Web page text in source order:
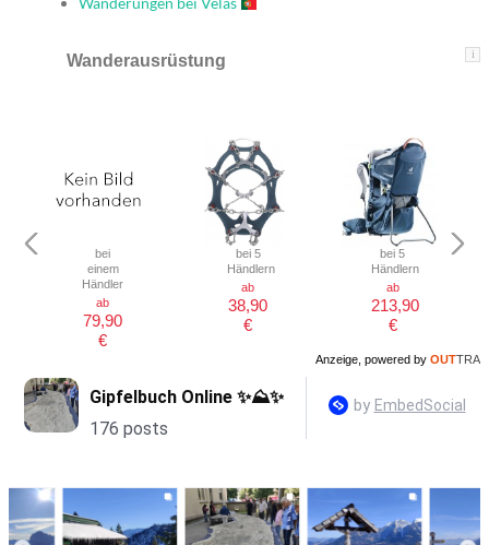
i
Wanderausrüstung
bei
einem
Händler
ab
79,90
€
bei 5
Händlern
ab
38,90
€
bei 5
Händlern
ab
213,90
€
Anzeige, powered by OUTTRA